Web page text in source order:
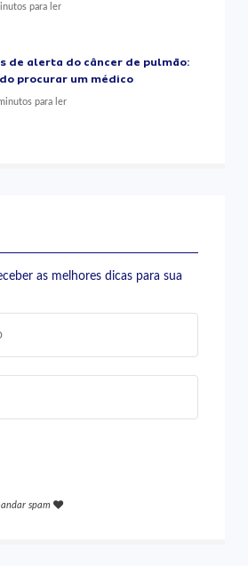
para ler
de alerta do câncer de pulmão:
procurar um médico
para ler
as melhores dicas para sua
spam